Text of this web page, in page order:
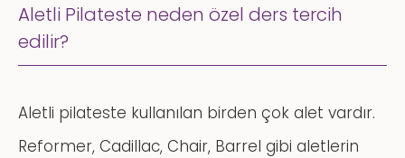
Aletli Pilateste neden özel ders tercih
edilir?
Aletli pilateste kullanılan birden çok alet vardır.
Reformer, Cadillac, Chair, Barrel gibi aletlerin